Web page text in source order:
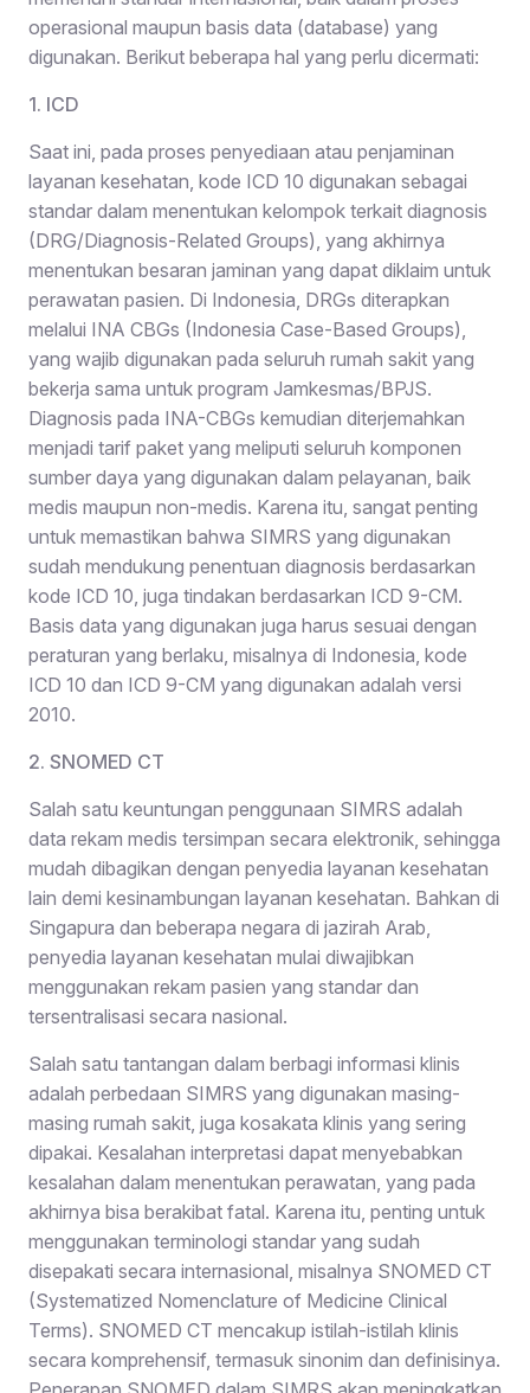
operasional maupun basis data (database) yang
digunakan. Berikut beberapa hal yang perlu dicermati:
1. ICD
Saat ini, pada proses penyediaan atau penjaminan
layanan kesehatan, kode ICD 10 digunakan sebagai
standar dalam menentukan kelompok terkait diagnosis
(DRG/Diagnosis-Related Groups), yang akhirnya
menentukan besaran jaminan yang dapat diklaim untuk
perawatan pasien. Di Indonesia, DRGs diterapkan
melalui INA CBGs (Indonesia Case-Based Groups),
yang wajib digunakan pada seluruh rumah sakit yang
bekerja sama untuk program Jamkesmas/BPJS.
Diagnosis pada INA-CBGs kemudian diterjemahkan
menjadi tarif paket yang meliputi seluruh komponen
sumber daya yang digunakan dalam pelayanan, baik
medis maupun non-medis. Karena itu, sangat penting
untuk memastikan bahwa SIMRS yang digunakan
sudah mendukung penentuan diagnosis berdasarkan
kode ICD 10, juga tindakan berdasarkan ICD 9-CM.
Basis data yang digunakan juga harus sesuai dengan
peraturan yang berlaku, misalnya di Indonesia, kode
ICD 10 dan ICD 9-CM yang digunakan adalah versi
2010.
2. SNOMED CT
Salah satu keuntungan penggunaan SIMRS adalah
data rekam medis tersimpan secara elektronik, sehingga
mudah dibagikan dengan penyedia layanan kesehatan
lain demi kesinambungan layanan kesehatan. Bahkan di
Singapura dan beberapa negara di jazirah Arab,
penyedia layanan kesehatan mulai diwajibkan
menggunakan rekam pasien yang standar dan
tersentralisasi secara nasional.
Salah satu tantangan dalam berbagi informasi klinis
adalah perbedaan SIMRS yang digunakan masing-
masing rumah sakit, juga kosakata klinis yang sering
dipakai. Kesalahan interpretasi dapat menyebabkan
kesalahan dalam menentukan perawatan, yang pada
akhirnya bisa berakibat fatal. Karena itu, penting untuk
menggunakan terminologi standar yang sudah
disepakati secara internasional, misalnya SNOMED CT
(Systematized Nomenclature of Medicine Clinical
Terms). SNOMED CT mencakup istilah-istilah klinis
secara komprehensif, termasuk sinonim dan definisinya.